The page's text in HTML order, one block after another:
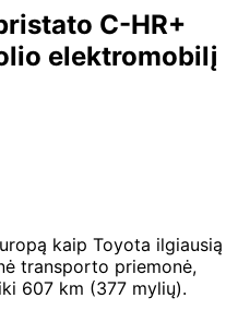
C-HR+
elektromobilį
kaip Toyota ilgiausią
transporto priemonė,
607 km (377 mylių).